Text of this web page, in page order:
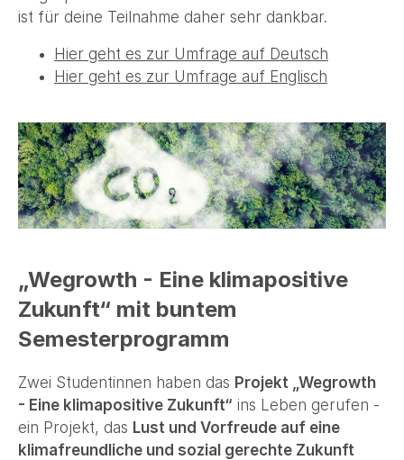
ist für deine Teilnahme daher sehr dankbar.
Hier geht es zur Umfrage auf Deutsch
Hier geht es zur Umfrage auf Englisch
„Wegrowth - Eine klimapositive
Zukunft“ mit buntem
Semesterprogramm
Zwei Studentinnen haben das Projekt „Wegrowth
- Eine klimapositive Zukunft“ ins Leben gerufen -
ein Projekt, das Lust und Vorfreude auf eine
klimafreundliche und sozial gerechte Zukunft